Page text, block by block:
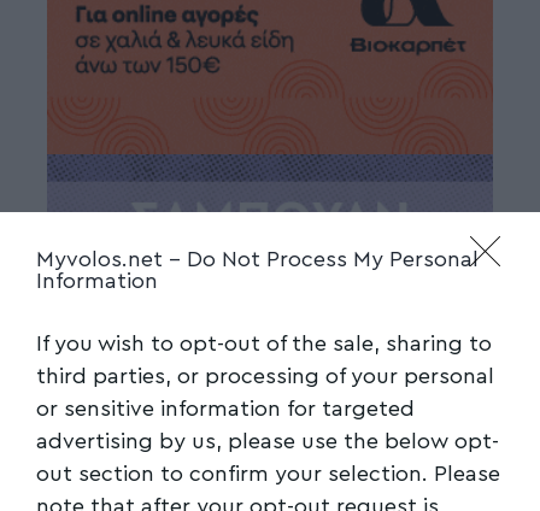
Myvolos.net - Do Not Process My Personal
Information
If you wish to opt-out of the sale, sharing to
third parties, or processing of your personal
or sensitive information for targeted
advertising by us, please use the below opt-
out section to confirm your selection. Please
note that after your opt-out request is